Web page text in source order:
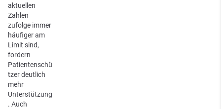
aktuellen
Zahlen
zufolge immer
häufiger am
Limit sind,
fordern
Patientenschü
tzer deutlich
mehr
Unterstützung
. Auch